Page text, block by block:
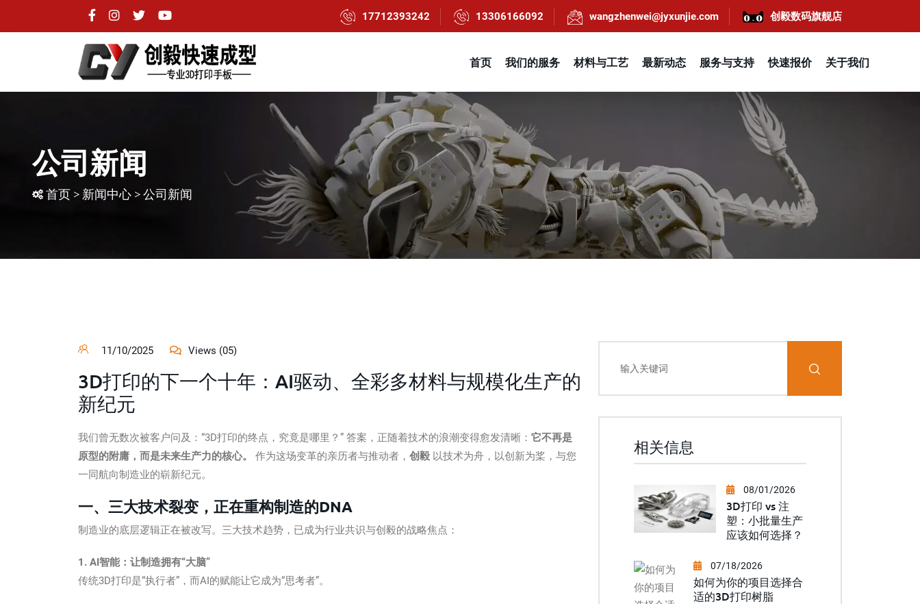
17712393242 13306166092 wangzhenwei@jyxunjie.com 创毅数码旗舰店
首页 我们的服务 材料与工艺 最新动态 服务与支持 快速报价 关于我们
公司新闻
首页 > 新闻中心 >公司新闻
11/10/2025 Views (05)
3D打印的下一个十年：AI驱动、全彩多材料与规模化生产的
新纪元
我们曾无数次被客户问及：“3D打印的终点，究竟是哪里？” 答案，正随着技术的浪潮变得愈发清晰： 它不再是
原型的附庸，而是未来生产力的核心。
作为这场变革的亲历者与推动者， 创毅 以技术为舟，以创新为桨，与您
一同航向制造业的崭新纪元。
一、三大技术裂变，正在重构制造的DNA
制造业的底层逻辑正在被改写。三大技术趋势，已成为行业共识与创毅的战略焦点：
1. AI智能：让制造拥有“大脑”
传统3D打印是“执行者”，而AI的赋能让它成为“思考者”。
相关信息
08/01/2026
3D打印 vs 注
塑：小批量生产
应该如何选择？
07/18/2026
如何为你的项目选择合
适的3D打印树脂